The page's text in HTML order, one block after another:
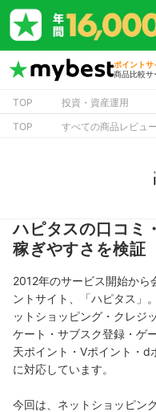
ポイント
商品比較サ
TOP 投資・資産運用
TOP
すべての商品レビュー
ハピタスの口コミ
稼ぎやすさを検証
2012年のサービス開始から
ントサイト、「ハピタス」
ットショッピング・クレジ
ケート・サブスク登録・ゲ
天ポイント・Vポイント・
に対応しています。
今回は、ネットショッピン